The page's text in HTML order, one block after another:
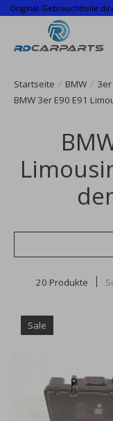
Original-Gebrauchtteile
Startseite / BMW / 3er
BMW 3er E90 E91
20 Produkte
Sale